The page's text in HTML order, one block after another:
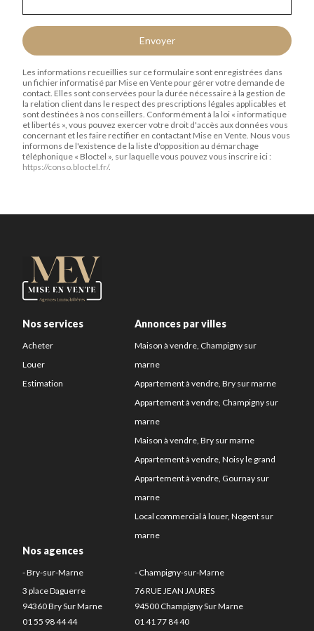
Envoyer
Les informations recueillies sur ce formulaire sont enregistrées dans
un fichier informatisé par Mise en Vente pour gérer votre demande de
contact. Elles sont conservées pour la durée nécessaire à la gestion de
la relation client dans le respect des prescriptions légales applicables et
sont destinées à nos conseillers. Conformément à la loi « informatique
et libertés », vous pouvez exercer votre droit d'accès aux données vous
concernant et les faire rectifier en contactant Mise en Vente. Nous vous
informons de l'existence de la liste d'opposition au démarchage
téléphonique « Bloctel », sur laquelle vous pouvez vous inscrire ici :
https://conso.bloctel.fr/.
Nos services
Acheter
Louer
Estimation
Annonces par villes
Maison à vendre, Champigny sur
marne
Appartement à vendre, Bry sur marne
Appartement à vendre, Champigny sur
marne
Maison à vendre, Bry sur marne
Appartement à vendre, Noisy le grand
Appartement à vendre, Gournay sur
marne
Local commercial à louer, Nogent sur
marne
Nos agences
- Bry-sur-Marne
3 place Daguerre
94360 Bry Sur Marne
01 55 98 44 44
- Champigny-sur-Marne
76 RUE JEAN JAURES
94500 Champigny Sur Marne
01 41 77 84 40